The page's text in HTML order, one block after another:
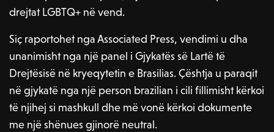
drejtat LGBTQ+ në vend.
Siç raportohet nga Associated Press, vendimi u dha
unanimisht nga një panel i Gjykatës së Lartë të
Drejtësisë në kryeqytetin e Brasilias. Çështja u paraqit
në gjykatë nga një person brazilian i cili fillimisht kërkoi
të njihej si mashkull dhe më vonë kërkoi dokumente
me një shënues gjinorë neutral.